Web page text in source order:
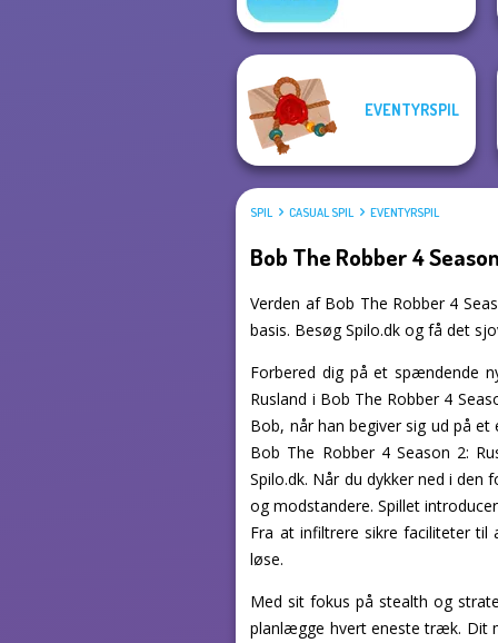
EVENTYRSPIL
SPIL CASUAL SPIL EVENTYRSPIL
Bob The Robber 4
Verden af Bob The Robber 4
basis. Besøg Spilo.dk og få det
Forbered dig på et spændende
Rusland i Bob The Robber 4
Bob, når han begiver sig ud på
Bob The Robber 4 Season 2:
Spilo.dk. Når du dykker ned i den
og modstandere. Spillet
Fra at infiltrere sikre faciliteter til
løse.
Med sit fokus på stealth og
planlægge hvert eneste træk. Dit